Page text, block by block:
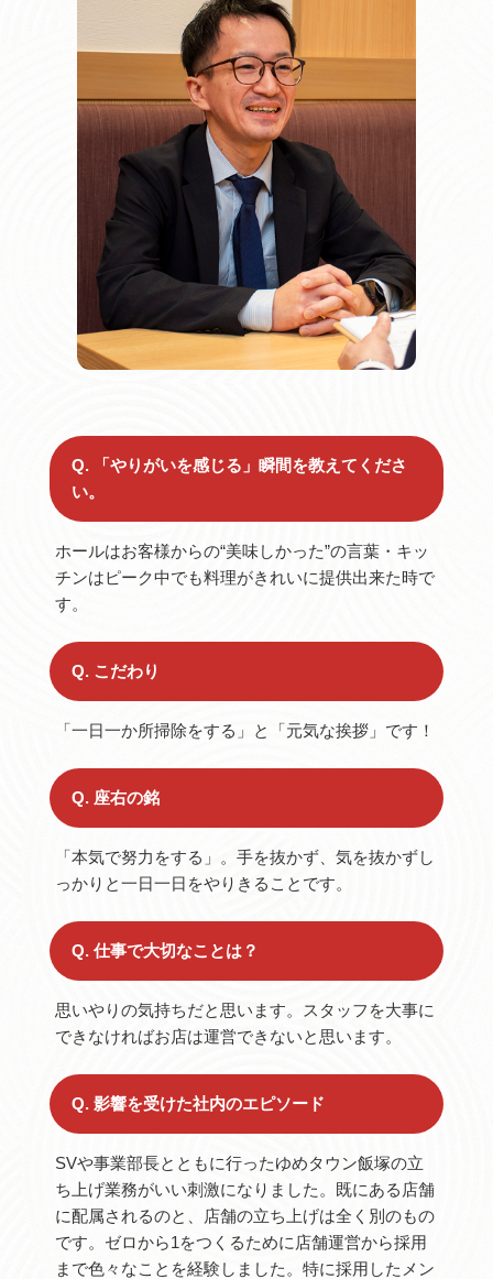
Q. 「やりがいを感じる」瞬間を教えてくださ
い。
ホールはお客様からの“美味しかった”の言葉・キッ
チンはピーク中でも料理がきれいに提供出来た時で
す。
Q. こだわり
「一日一か所掃除をする」と「元気な挨拶」です！
Q. 座右の銘
「本気で努力をする」。手を抜かず、気を抜かずし
っかりと一日一日をやりきることです。
Q. 仕事で大切なことは？
思いやりの気持ちだと思います。スタッフを大事に
できなければお店は運営できないと思います。
Q. 影響を受けた社内のエピソード
SVや事業部長とともに行ったゆめタウン飯塚の立
ち上げ業務がいい刺激になりました。既にある店舗
に配属されるのと、店舗の立ち上げは全く別のもの
です。ゼロから1をつくるために店舗運営から採用
まで色々なことを経験しました。特に採用したメン